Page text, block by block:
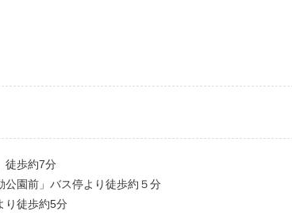
徒歩約7分
園前」バス停より徒歩約５分
り徒歩約5分